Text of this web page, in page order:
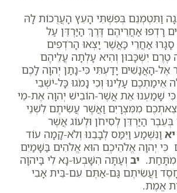
וַתִּטְמְנֵם בְּפִשְׁתֵּי הָעֵץ הָעֲרֻכוֹת לָהּ
רָדְפוּ אַחֲרֵיהֶם דֶּרֶךְ הַיַּרְדֵּן עַל
אַחֲרֵי כַּאֲשֶׁר יָצְאוּ הָרֹדְפִים
טֶרֶם יִשְׁכָּבוּן וְהִיא עָלְתָה עֲלֵיהֶם
אֶל-הָאֲנָשִׁים יָדַעְתִּי כִּי-נָתַן יְהוָה לָכֶם
אֵימַתְכֶם עָלֵינוּ וְכִי נָמֹגוּ כָּל-יֹשְׁבֵי
כִּי שָׁמַעְנוּ אֵת אֲשֶׁר-הוֹבִישׁ יְהוָה אֶת-מֵי
מִמִּצְרָיִם וַאֲשֶׁר עֲשִׂיתֶם לִשְׁנֵי
הַיַּרְדֵּן לְסִיחֹן וּלְעוֹג אֲשֶׁר
יא וַנִּשְׁמַע וַיִּמַּס לְבָבֵנוּ וְלֹא-קָמָה עוֹד
כִּי יְהוָה אֱלֹהֵיכֶם הוּא אֱלֹהִים בַּשָּׁמַיִם
מִתָּחַת. יב וְעַתָּה הִשָּׁבְעוּ-נָא לִי בַּיהוָה
וַעֲשִׂיתֶם גַּם-אַתֶּם עִם-בֵּית אָבִי
אֱמֶת.